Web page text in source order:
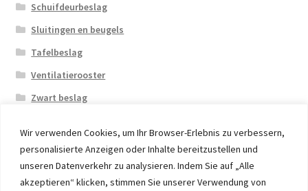
Wir verwenden Cookies, um Ihr Browser-Erlebnis zu verbessern,
personalisierte Anzeigen oder Inhalte bereitzustellen und
unseren Datenverkehr zu analysieren. Indem Sie auf „Alle
akzeptieren“ klicken, stimmen Sie unserer Verwendung von
Schuifdeurbeslag
Sluitingen en beugels
Tafelbeslag
Ventilatierooster
Zwart beslag